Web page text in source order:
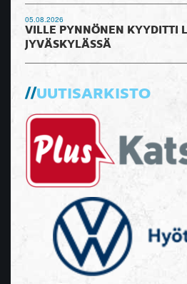
05.08.2026
VILLE PYNNÖNEN KYYDITTI
JYVÄSKYLÄSSÄ
UUTISARKISTO